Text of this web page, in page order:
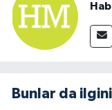
Bunlar da